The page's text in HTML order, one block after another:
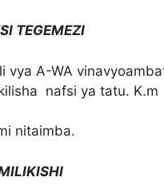
TEGEMEZI
vya A-WA
nafsi ya tatu. K.m
nitaimba.